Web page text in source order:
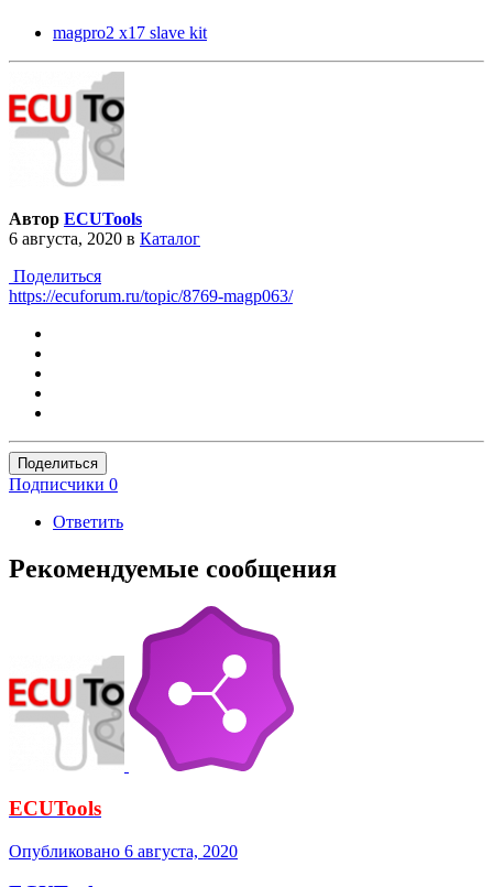
magpro2 x17 slave kit
Автор ECUTools
6 августа, 2020 в Каталог
Поделиться
https://ecuforum.ru/topic/8769-magp063/
Поделиться
Подписчики 0
Ответить
Рекомендуемые сообщения
ECUTools
Опубликовано 6 августа, 2020